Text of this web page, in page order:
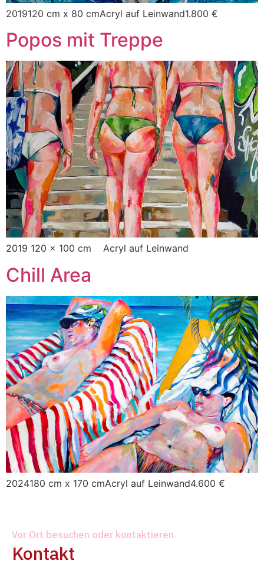
2019120 cm x 80 cmAcryl auf Leinwand1.800 €
Popos mit Treppe
2019 120 x 100 cm Acryl auf Leinwand
Chill Area
2024180 cm x 170 cmAcryl auf Leinwand4.600 €
Vor Ort besuchen oder kontaktieren
Kontakt